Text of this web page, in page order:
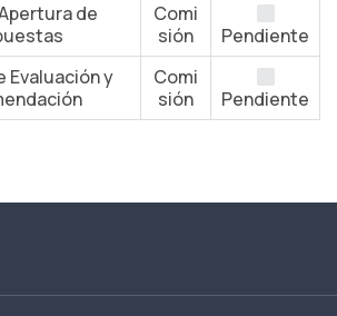
de
Comi
sión
Pendiente
Evaluación y
Comi
sión
Pendiente